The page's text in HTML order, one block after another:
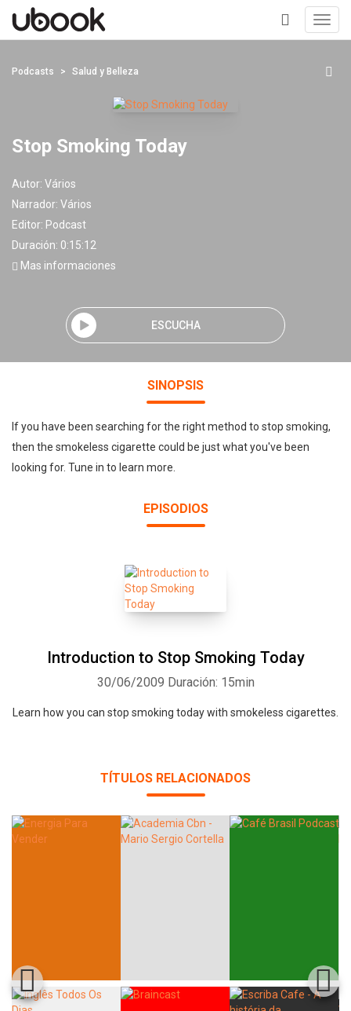
+
Podcasts Salud y Belleza
Stop Smoking Today
Autor: Vários
Narrador: Vários
Editor: Podcast
Duración: 0:15:12
Mas informaciones
ESCUCHA
SINOPSIS
If you have been searching for the right method to stop smoking,
then the smokeless cigarette could be just what you've been
looking for. Tune in to learn more.
EPISODIOS
Introduction to Stop Smoking Today
30/06/2009 Duración: 15min
Learn how you can stop smoking today with smokeless cigarettes.
TÍTULOS RELACIONADOS